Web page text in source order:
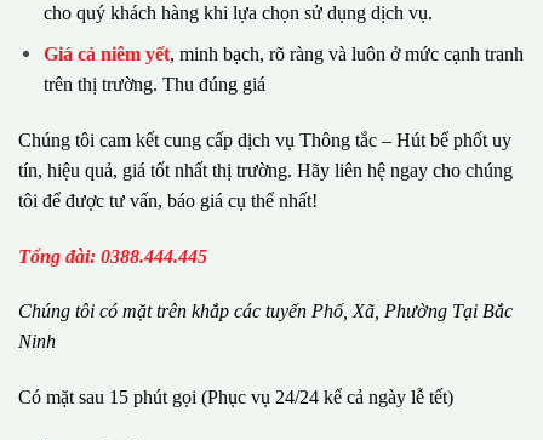
cho quý khách hàng khi lựa chọn sử dụng dịch vụ.
Giá cả niêm yết, minh bạch, rõ ràng và luôn ở mức cạnh tranh
trên thị trường. Thu đúng giá
Chúng tôi cam kết cung cấp dịch vụ Thông tắc – Hút bể phốt uy
tín, hiệu quả, giá tốt nhất thị trường. Hãy liên hệ ngay cho chúng
tôi để được tư vấn, báo giá cụ thể nhất!
Tổng đài: 0388.444.445
Chúng tôi có mặt trên khắp các tuyến Phố, Xã, Phường Tại Bắc
Ninh
Có mặt sau 15 phút gọi (Phục vụ 24/24 kể cả ngày lễ tết)